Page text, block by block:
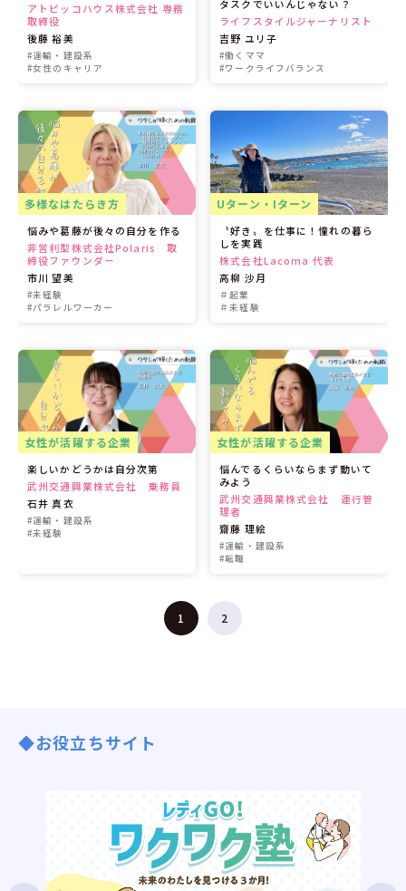
アトピッコハウス株式会社 専務
取締役
後藤 裕美
#運輸・建設系
#女性のキャリア
タスクでいいんじゃない？
ライフスタイルジャーナリスト
吉野 ユリ子
#働くママ
#ワークライフバランス
多様なはたらき方
悩みや葛藤が後々の自分を作る
非営利型株式会社Polaris 取
締役ファウンダー
市川 望美
#未経験
#パラレルワーカー
Uターン・Iターン
〝好き〟を仕事に！憧れの暮ら
しを実践
株式会社Lacoma 代表
高柳 沙月
＃起業
＃未経験
女性が活躍する企業
楽しいかどうかは自分次第
武州交通興業株式会社 乗務員
石井 真衣
#運輸・建設系
#未経験
女性が活躍する企業
悩んでるくらいならまず動いて
みよう
武州交通興業株式会社 運行管
理者
齋藤 理絵
#運輸・建設系
#転職
1 2
◆お役立ちサイト